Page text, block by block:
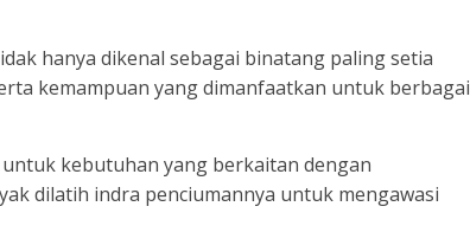
hanya dikenal sebagai binatang paling setia
kemampuan yang dimanfaatkan untuk berbagai
kebutuhan yang berkaitan dengan
dilatih indra penciumannya untuk mengawasi